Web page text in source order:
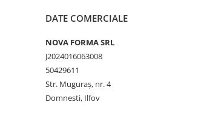
DATE COMERCIALE
NOVA FORMA SRL
J2024016063008
50429611
Str. Muguraș, nr. 4
Domnesti, Ilfov